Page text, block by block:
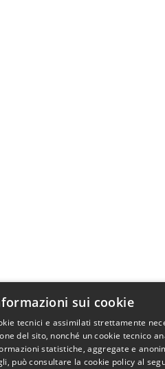
sui cookie
tecnici e assimilati strettamente
del sito, nonché un cookie tecnico
statistiche, aggregate e
può consultare la cookie policy al